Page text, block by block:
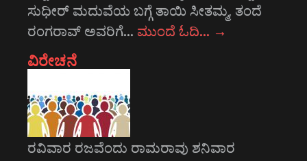
ಸುಧೀರ್ ಮದುವೆಯ ಬಗ್ಗೆ ತಾಯಿ ಸೀತಮ್ಮ, ತಂದೆ
ರಂಗರಾವ್ ಅವರಿಗೆ… ಮುಂದೆ ಓದಿ… →
ವಿರೇಚನೆ
ರವಿವಾರ ರಜವೆಂದು ರಾಮರಾವು ಶನಿವಾರ